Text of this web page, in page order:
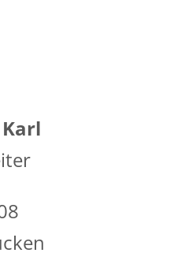
Karl